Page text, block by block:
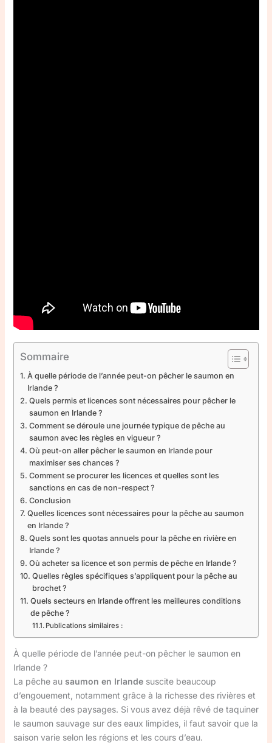
Sommaire
À quelle période de l’année peut-on pêcher le saumon en
Irlande ?
Quels permis et licences sont nécessaires pour pêcher le
saumon en Irlande ?
Comment se déroule une journée typique de pêche au
saumon avec les règles en vigueur ?
Où peut-on aller pêcher le saumon en Irlande pour
maximiser ses chances ?
Comment se procurer les licences et quelles sont les
sanctions en cas de non-respect ?
Conclusion
Quelles licences sont nécessaires pour la pêche au saumon
en Irlande ?
Quels sont les quotas annuels pour la pêche en rivière en
Irlande ?
Où acheter sa licence et son permis de pêche en Irlande ?
Quelles règles spécifiques s’appliquent pour la pêche au
brochet ?
Quels secteurs en Irlande offrent les meilleures conditions
de pêche ?
Publications similaires :
À quelle période de l’année peut-on pêcher le saumon en
Irlande ?
La pêche au saumon en Irlandesuscite beaucoup
d’engouement, notamment grâce à la richesse des rivières et
à la beauté des paysages. Si vous avez déjà rêvé de taquiner
le saumon sauvage sur des eaux limpides, il faut savoir que la
saison varie selon les régions et les cours d’eau.